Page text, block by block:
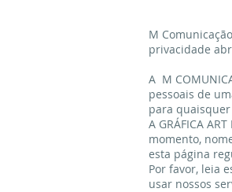
M
privacidade
A M
pessoais de
para
A GRÁFICA
momento,
esta página
Por favor, leia
usar nossos